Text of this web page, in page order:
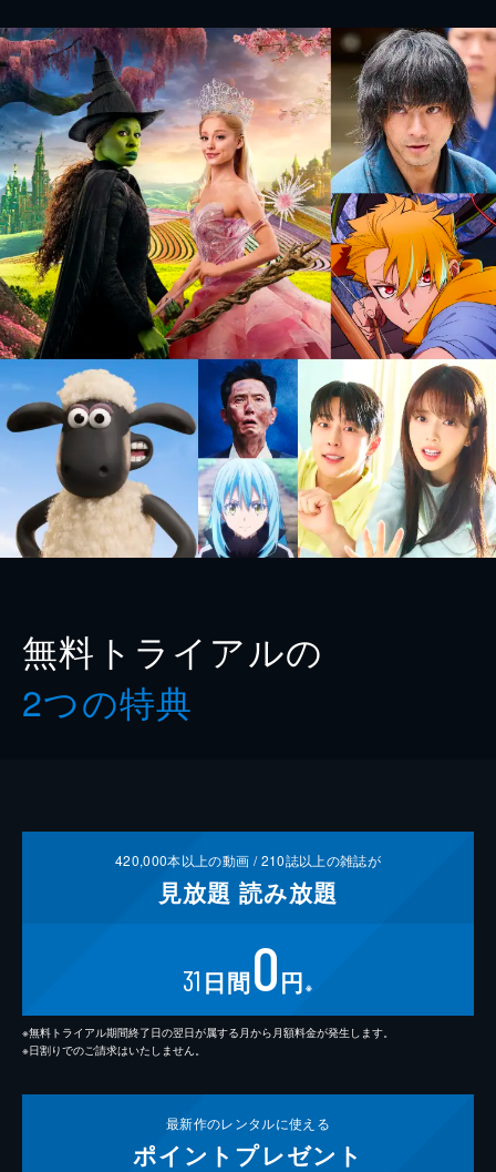
無料トライアルの
2つの特典
420,000本以上の動画 /210誌以上の雑誌が
見放題 読み放題
31 日間0円 ※
※無料トライアル期間終了日の翌日が属する月から月額料金が発生します。
※日割りでのご請求はいたしません。
最新作のレンタルに使える
ポイント プレゼント